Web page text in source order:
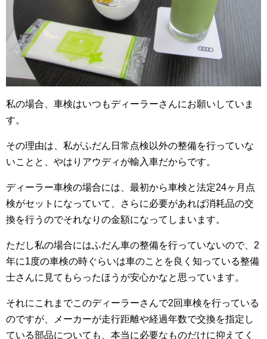
私の場合、車検はいつもディーラーさんにお願いしていま
す。
その理由は、私がふだん日常点検以外の整備を行っていな
いことと、やはりアウディが輸入車だからです。
ディーラー車検の場合には、最初から車検と法定24ヶ月点
検がセットになっていて、さらに必要があれば消耗品の交
換を行うのでそれなりの金額になってしまいます。
ただし私の場合にはふだん車の整備を行っていないので、2
年に1度の車検の時ぐらいは車のことを良く知っている整備
士さんに見てもらったほうが安心かなと思っています。
それにこれまでこのディーラーさんで2回車検を行っている
のですが、メーカーが走行距離や経過年数で交換を指定し
ている部品についても、本当に必要なものだけに抑えてく